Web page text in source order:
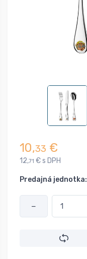
10,33 €
12,71 € s DPH
Predajná jednotka:
−